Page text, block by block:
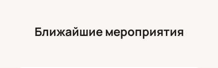
Ближайшие мероприятия